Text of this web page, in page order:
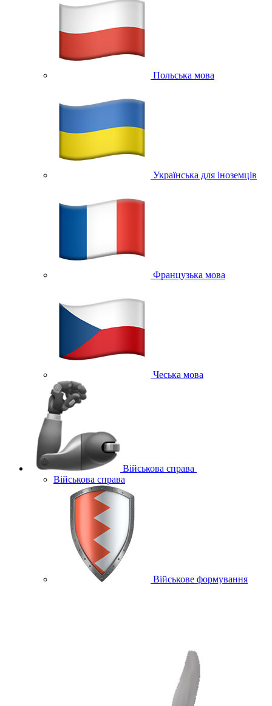
Польська мова
Українська для іноземців
Французька мова
Чеська мова
Військова справа
Військова справа
Військове формування